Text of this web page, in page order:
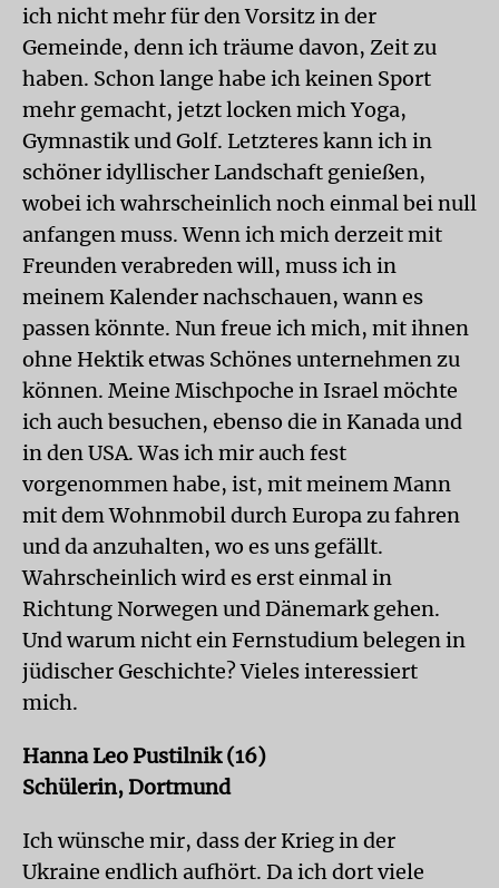
ich nicht mehr für den Vorsitz in der
Gemeinde, denn ich träume davon, Zeit zu
haben. Schon lange habe ich keinen Sport
mehr gemacht, jetzt locken mich Yoga,
Gymnastik und Golf. Letzteres kann ich in
schöner idyllischer Landschaft genießen,
wobei ich wahrscheinlich noch einmal bei null
anfangen muss. Wenn ich mich derzeit mit
Freunden verabreden will, muss ich in
meinem Kalender nachschauen, wann es
passen könnte. Nun freue ich mich, mit ihnen
ohne Hektik etwas Schönes unternehmen zu
können. Meine Mischpoche in Israel möchte
ich auch besuchen, ebenso die in Kanada und
in den USA. Was ich mir auch fest
vorgenommen habe, ist, mit meinem Mann
mit dem Wohnmobil durch Europa zu fahren
und da anzuhalten, wo es uns gefällt.
Wahrscheinlich wird es erst einmal in
Richtung Norwegen und Dänemark gehen.
Und warum nicht ein Fernstudium belegen in
jüdischer Geschichte? Vieles interessiert
mich.
Hanna Leo Pustilnik (16)
Schülerin, Dortmund
Ich wünsche mir, dass der Krieg in der
Ukraine endlich aufhört. Da ich dort viele